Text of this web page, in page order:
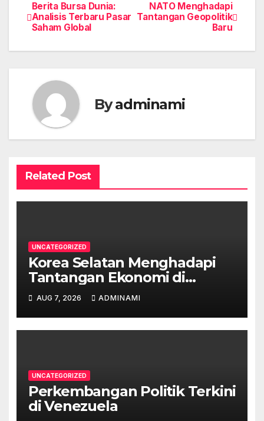
Post
navigation
NATO Menghadapi
Tantangan Geopolitik
Baru
Berita Bursa Dunia:
Analisis Terbaru Pasar
Saham Global
Byadminami
Related Post
UNCATEGORIZED
Korea Selatan Menghadapi
Tantangan Ekonomi di
Tengah Krisis Global
AUG 7, 2026 ADMINAMI
UNCATEGORIZED
Perkembangan Politik Terkini
di Venezuela